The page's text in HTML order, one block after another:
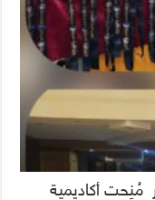
مُنِحت أكاديمية